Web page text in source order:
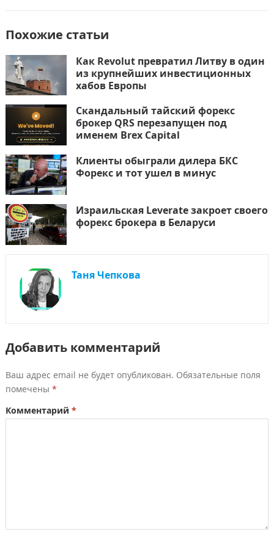
Похожие статьи
Как Revolut превратил Литву в один
из крупнейших инвестиционных
хабов Европы
Скандальный тайский форекс
брокер QRS перезапущен под
именем Brex Capital
Клиенты обыграли дилера БКС
Форекс и тот ушел в минус
Израильская Leverate закроет своего
форекс брокера в Беларуси
Таня Чепкова
Добавить комментарий
Ваш адрес email не будет опубликован. Обязательные поля
помечены *
Комментарий *